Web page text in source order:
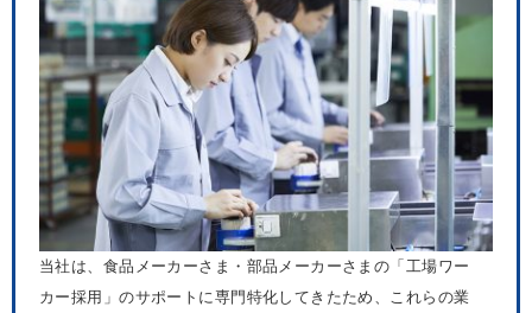
当社は、食品メーカーさま・部品メーカーさまの「工場ワー
カー採用」のサポートに専門特化してきたため、これらの業